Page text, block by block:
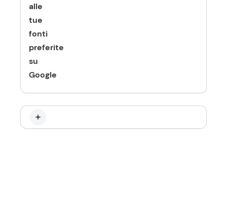
alle
tue
fonti
preferite
su
Google